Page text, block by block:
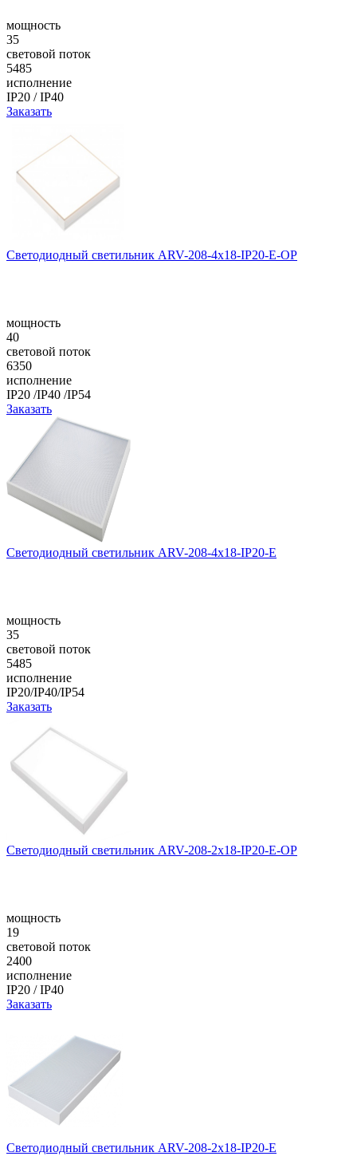
мощность
35
световой поток
5485
исполнение
IP20 / IP40
Заказать
Светодиодный светильник ARV-208-4x18-IP20-E-OP
мощность
40
световой поток
6350
исполнение
IP20 /IP40 /IP54
Заказать
Светодиодный светильник ARV-208-4x18-IP20-E
мощность
35
световой поток
5485
исполнение
IP20/IP40/IP54
Заказать
Светодиодный светильник ARV-208-2x18-IP20-E-OP
мощность
19
световой поток
2400
исполнение
IP20 / IP40
Заказать
Светодиодный светильник ARV-208-2x18-IP20-E